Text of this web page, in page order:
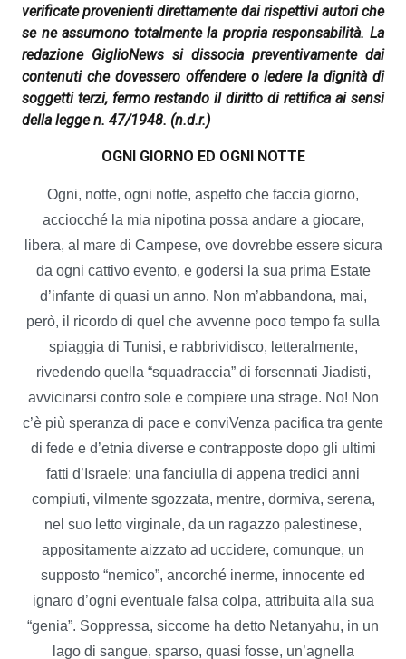
verificate provenienti direttamente dai rispettivi autori che
se ne assumono totalmente la propria responsabilità. La
redazione GiglioNews si dissocia preventivamente dai
contenuti che dovessero offendere o ledere la dignità di
soggetti terzi, fermo restando il diritto di rettifica ai sensi
della legge n. 47/1948. (n.d.r.)
OGNI GIORNO ED OGNI NOTTE
Ogni, notte, ogni notte, aspetto che faccia giorno,
acciocché la mia nipotina possa andare a giocare,
libera, al mare di Campese, ove dovrebbe essere sicura
da ogni cattivo evento, e godersi la sua prima Estate
d’infante di quasi un anno. Non m’abbandona, mai,
però, il ricordo di quel che avvenne poco tempo fa sulla
spiaggia di Tunisi, e rabbrividisco, letteralmente,
rivedendo quella “squadraccia” di forsennati Jiadisti,
avvicinarsi contro sole e compiere una strage. No! Non
c’è più speranza di pace e conviVenza pacifica tra gente
di fede e d’etnia diverse e contrapposte dopo gli ultimi
fatti d’Israele: una fanciulla di appena tredici anni
compiuti, vilmente sgozzata, mentre, dormiva, serena,
nel suo letto virginale, da un ragazzo palestinese,
appositamente aizzato ad uccidere, comunque, un
supposto “nemico”, ancorché inerme, innocente ed
ignaro d’ogni eventuale falsa colpa, attribuita alla sua
“genia”. Soppressa, siccome ha detto Netanyahu, in un
lago di sangue, sparso, quasi fosse, un’agnella